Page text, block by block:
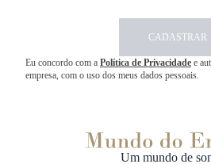
CADASTRAR
Eu concordo com a Política de Privacidade e
empresa, com o uso dos meus dados pessoais.
Um mundo de